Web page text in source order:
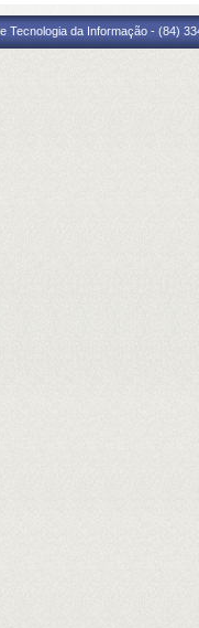
Tecnologia da Informação - (84)